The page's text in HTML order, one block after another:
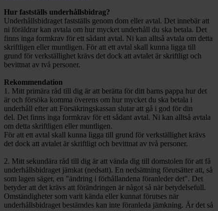
Hur fastställs underhållsbidrag?
Underhållsbidraget fastställs genom dom eller avtal. Det innebär att
ni föräldrar kan avtala om hur mycket underhåll du ska betala. Det
finns inga formkrav för ett sådant avtal. Ni kan alltså avtala om detta
skriftligen eller muntligen. För att ett avtal skall kunna ligga till
grund för verkställighet krävs det dock att avtalet är skriftligt och
bevittnat av två personer.
Rekommendation
1. Mitt primära råd till dig är att berätta för ditt barns pappa hur det
är och försöka komma överens om hur mycket du ska betala i
underhåll efter att Försäkringskassan slutar att gå i god för din
del. Det finns inga formkrav för ett sådant avtal. Ni kan alltså avtala
om detta skriftligen eller muntligen.
För att ett avtal skall kunna ligga till grund för verkställighet krävs
det dock att avtalet är skriftligt och bevittnat av två personer.
2. Mitt sekundära råd till dig är att vända dig till domstolen för att få
underhållsbidraget jämkat (nedsatt). En nedsättning förutsätter att, så
som lagen säger, en "ändring i förhållandena föranleder det". Det
betyder att det krävs att förändringen är något så när betydelsefull.
Omständigheter som varit kända eller kunnat förutses när
underhållsbidraget bestämdes kan inte föranleda jämkning. Är det så